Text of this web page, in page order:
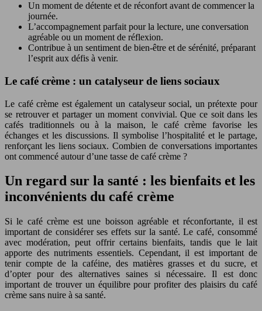
Un moment de détente et de réconfort avant de commencer la
journée.
L’accompagnement parfait pour la lecture, une conversation
agréable ou un moment de réflexion.
Contribue à un sentiment de bien-être et de sérénité, préparant
l’esprit aux défis à venir.
Le café crème : un catalyseur de liens sociaux
Le café crème est également un catalyseur social, un prétexte pour
se retrouver et partager un moment convivial. Que ce soit dans les
cafés traditionnels ou à la maison, le café crème favorise les
échanges et les discussions. Il symbolise l’hospitalité et le partage,
renforçant les liens sociaux. Combien de conversations importantes
ont commencé autour d’une tasse de café crème ?
Un regard sur la santé : les bienfaits et les
inconvénients du café crème
Si le café crème est une boisson agréable et réconfortante, il est
important de considérer ses effets sur la santé. Le café, consommé
avec modération, peut offrir certains bienfaits, tandis que le lait
apporte des nutriments essentiels. Cependant, il est important de
tenir compte de la caféine, des matières grasses et du sucre, et
d’opter pour des alternatives saines si nécessaire. Il est donc
important de trouver un équilibre pour profiter des plaisirs du café
crème sans nuire à sa santé.